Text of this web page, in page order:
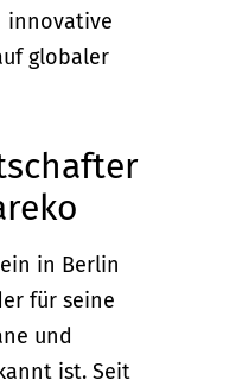
innovative
globaler
in Berlin
für seine
und
ist. Seit